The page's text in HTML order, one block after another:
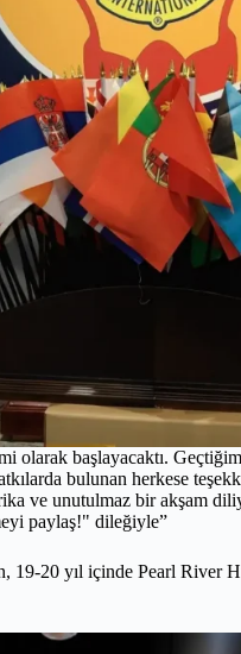
olarak başlayacaktı.
bulunan herkese
ve unutulmaz bir akşam
paylaş!" dileğiyle”
19-20 yıl içinde Pearl River